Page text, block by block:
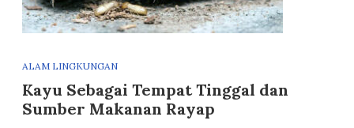
ALAM LINGKUNGAN
Kayu Sebagai Tempat Tinggal dan
Sumber Makanan Rayap